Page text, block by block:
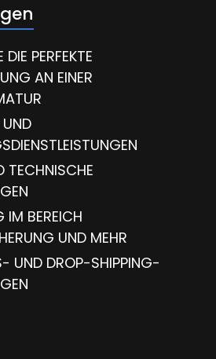
DIE PERFEKTE
AN EINER
TECHNISCHE
IM BEREICH
UND MEHR
UND DROP-SHIPPING-